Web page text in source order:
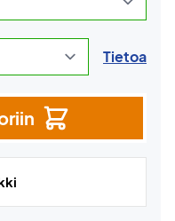
Tietoa